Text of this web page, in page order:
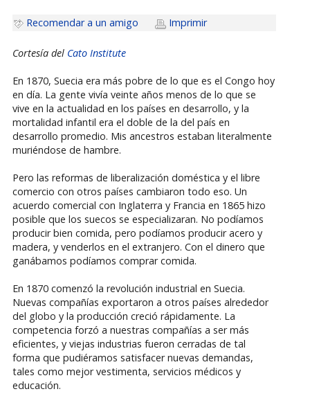
Recomendar a un amigo Imprimir
Cortesía del Cato Institute
En 1870, Suecia era más pobre de lo que es el Congo hoy
en día. La gente vivía veinte años menos de lo que se
vive en la actualidad en los países en desarrollo, y la
mortalidad infantil era el doble de la del país en
desarrollo promedio. Mis ancestros estaban literalmente
muriéndose de hambre.
Pero las reformas de liberalización doméstica y el libre
comercio con otros países cambiaron todo eso. Un
acuerdo comercial con Inglaterra y Francia en 1865 hizo
posible que los suecos se especializaran. No podíamos
producir bien comida, pero podíamos producir acero y
madera, y venderlos en el extranjero. Con el dinero que
ganábamos podíamos comprar comida.
En 1870 comenzó la revolución industrial en Suecia.
Nuevas compañías exportaron a otros países alrededor
del globo y la producción creció rápidamente. La
competencia forzó a nuestras compañías a ser más
eficientes, y viejas industrias fueron cerradas de tal
forma que pudiéramos satisfacer nuevas demandas,
tales como mejor vestimenta, servicios médicos y
educación.